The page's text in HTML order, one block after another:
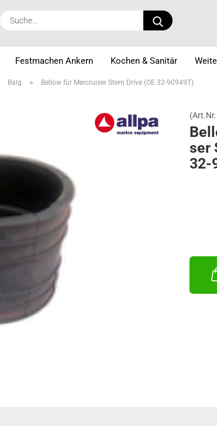
Suche...
Festmachen Ankern Kochen & Sanitär
Balg » Bellow für Mercruiser Stern Drive (OE 32-90949T)
ser
32-​